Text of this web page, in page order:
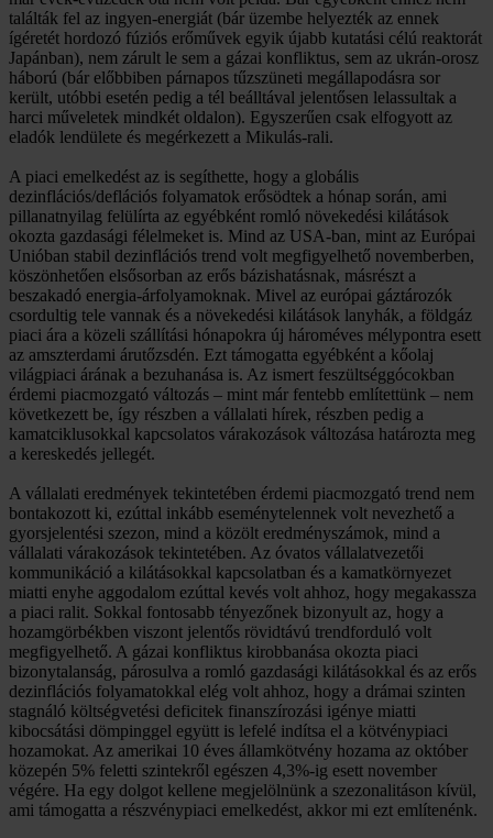
találták fel az ingyen-energiát (bár üzembe helyezték az ennek
ígéretét hordozó fúziós erőművek egyik újabb kutatási célú reaktorát
Japánban), nem zárult le sem a gázai konfliktus, sem az ukrán-orosz
háború (bár előbbiben párnapos tűzszüneti megállapodásra sor
került, utóbbi esetén pedig a tél beálltával jelentősen lelassultak a
harci műveletek mindkét oldalon). Egyszerűen csak elfogyott az
eladók lendülete és megérkezett a Mikulás-rali.
A piaci emelkedést az is segíthette, hogy a globális
dezinflációs/deflációs folyamatok erősödtek a hónap során, ami
pillanatnyilag felülírta az egyébként romló növekedési kilátások
okozta gazdasági félelmeket is. Mind az USA-ban, mint az Európai
Unióban stabil dezinflációs trend volt megfigyelhető novemberben,
köszönhetően elsősorban az erős bázishatásnak, másrészt a
beszakadó energia-árfolyamoknak. Mivel az európai gáztározók
csordultig tele vannak és a növekedési kilátások lanyhák, a földgáz
piaci ára a közeli szállítási hónapokra új hároméves mélypontra esett
az amszterdami árutőzsdén. Ezt támogatta egyébként a kőolaj
világpiaci árának a bezuhanása is. Az ismert feszültséggócokban
érdemi piacmozgató változás – mint már fentebb említettünk – nem
következett be, így részben a vállalati hírek, részben pedig a
kamatciklusokkal kapcsolatos várakozások változása határozta meg
a kereskedés jellegét.
A vállalati eredmények tekintetében érdemi piacmozgató trend nem
bontakozott ki, ezúttal inkább eseménytelennek volt nevezhető a
gyorsjelentési szezon, mind a közölt eredményszámok, mind a
vállalati várakozások tekintetében. Az óvatos vállalatvezetői
kommunikáció a kilátásokkal kapcsolatban és a kamatkörnyezet
miatti enyhe aggodalom ezúttal kevés volt ahhoz, hogy megakassza
a piaci ralit. Sokkal fontosabb tényezőnek bizonyult az, hogy a
hozamgörbékben viszont jelentős rövidtávú trendforduló volt
megfigyelhető. A gázai konfliktus kirobbanása okozta piaci
bizonytalanság, párosulva a romló gazdasági kilátásokkal és az erős
dezinflációs folyamatokkal elég volt ahhoz, hogy a drámai szinten
stagnáló költségvetési deficitek finanszírozási igénye miatti
kibocsátási dömpinggel együtt is lefelé indítsa el a kötvénypiaci
hozamokat. Az amerikai 10 éves államkötvény hozama az október
közepén 5% feletti szintekről egészen 4,3%-ig esett november
végére. Ha egy dolgot kellene megjelölnünk a szezonalitáson kívül,
ami támogatta a részvénypiaci emelkedést, akkor mi ezt említenénk.